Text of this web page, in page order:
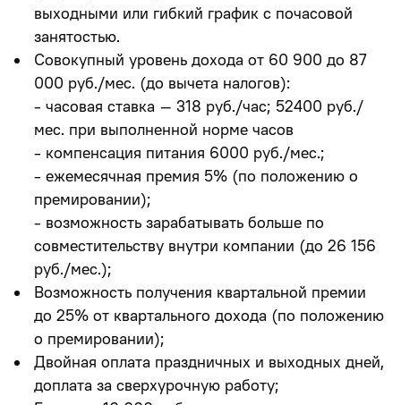
выходными или гибкий график с почасовой
занятостью.
Совокупный уровень дохода от 60 900 до 87
000 руб./мес. (до вычета налогов):
- часовая ставка – 318 руб./час; 52400 руб./
мес. при выполненной норме часов
- компенсация питания 6000 руб./мес.;
- ежемесячная премия 5% (по положению о
премировании);
- возможность зарабатывать больше по
совместительству внутри компании (до 26 156
руб./мес.);
Возможность получения квартальной премии
до 25% от квартального дохода (по положению
о премировании);
Двойная оплата праздничных и выходных дней,
доплата за сверхурочную работу;